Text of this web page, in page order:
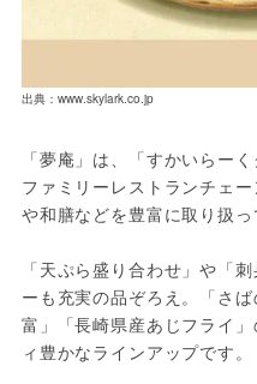
出典：www.skylark.co.jp
「夢庵」は、「すかいらー
ファミリーレストランチェ
や和膳などを豊富に取り扱っ
「天ぷら盛り合わせ」や「
ーも充実の品ぞろえ。「さ
富」「長崎県産あじフライ
ィ豊かなラインアップです。